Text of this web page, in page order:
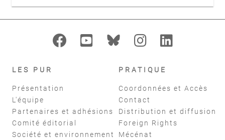
LES PUR
Présentation
L'équipe
Partenaires et adhésions
Comité éditorial
Société et environnement
PRATIQUE
Coordonnées et Accès
Contact
Distribution et diffusion
Foreign Rights
Mécénat